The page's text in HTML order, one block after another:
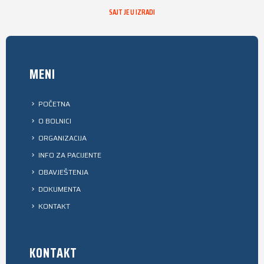
SAJT JE U IZRADI
MENI
POČETNA
O BOLNICI
ORGANIZACIJA
INFO ZA PACIJENTE
OBAVJEŠTENJA
DOKUMENTA
KONTAKT
KONTAKT